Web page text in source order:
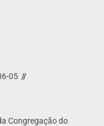
05
Congregação do